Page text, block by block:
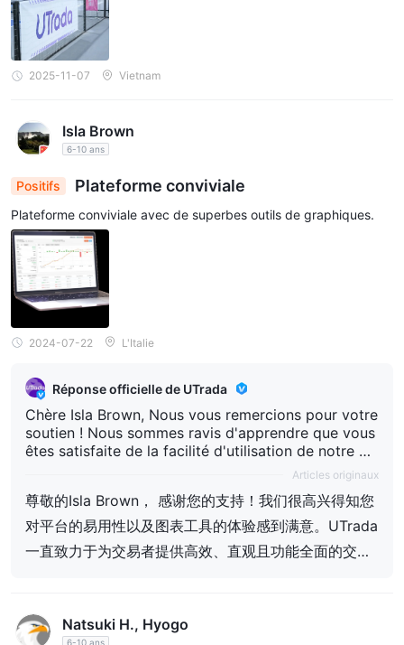
2025-11-07 Vietnam
Isla Brown
6-10 ans
Positifs Plateforme conviviale
Plateforme conviviale avec de superbes outils de graphiques.
2024-07-22 L'Italie
Réponse officielle de UTrada
Chère Isla Brown, Nous vous remercions pour votre
soutien ! Nous sommes ravis d'apprendre que vous
êtes satisfaite de la facilité d'utilisation de notre pl
ateforme ainsi que de l'expérience offerte par nos
outils graphiques. UTrada s'engage continuellement
à fournir aux traders un environnement de trading e
fficace, intuitif et complet. Votre reconnaissance es
t une motivation pour nous à continuer d'optimiser
et d'améliorer nos services. Nous espérons que vou
Articles originaux
尊敬的Isla Brown， 感谢您的支持！我们很高兴得知您
对平台的易用性以及图表工具的体验感到满意。UTrada
一直致力于为交易者提供高效、直观且功能全面的交易
Natsuki H., Hyogo
6-10 ans